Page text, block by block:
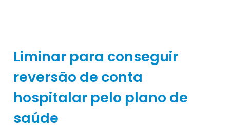
Liminar para conseguir
reversão de conta
hospitalar pelo plano de
saúde